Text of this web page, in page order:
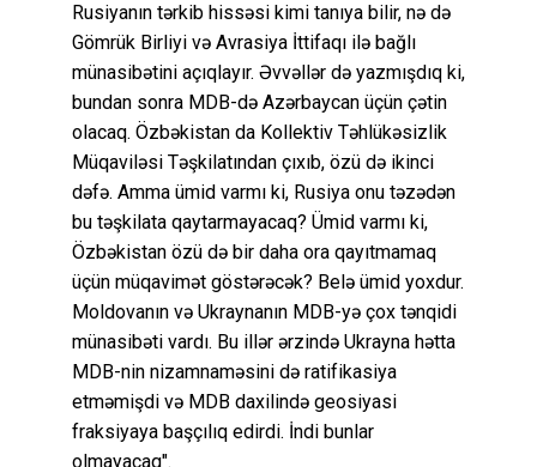
Rusiyanın tərkib hissəsi kimi tanıya bilir, nə də
Gömrük Birliyi və Avrasiya İttifaqı ilə bağlı
münasibətini açıqlayır. Əvvəllər də yazmışdıq ki,
bundan sonra MDB-də Azərbaycan üçün çətin
olacaq. Özbəkistan da Kollektiv Təhlükəsizlik
Müqaviləsi Təşkilatından çıxıb, özü də ikinci
dəfə. Amma ümid varmı ki, Rusiya onu təzədən
bu təşkilata qaytarmayacaq? Ümid varmı ki,
Özbəkistan özü də bir daha ora qayıtmamaq
üçün müqavimət göstərəcək? Belə ümid yoxdur.
Moldovanın və Ukraynanın MDB-yə çox tənqidi
münasibəti vardı. Bu illər ərzində Ukrayna hətta
MDB-nin nizamnaməsini də ratifikasiya
etməmişdi və MDB daxilində geosiyasi
fraksiyaya başçılıq edirdi. İndi bunlar
olmayacaq".